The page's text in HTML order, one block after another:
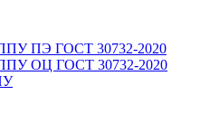
ППУ ПЭ ГОСТ 30732-2020
ППУ ОЦ ГОСТ 30732-2020